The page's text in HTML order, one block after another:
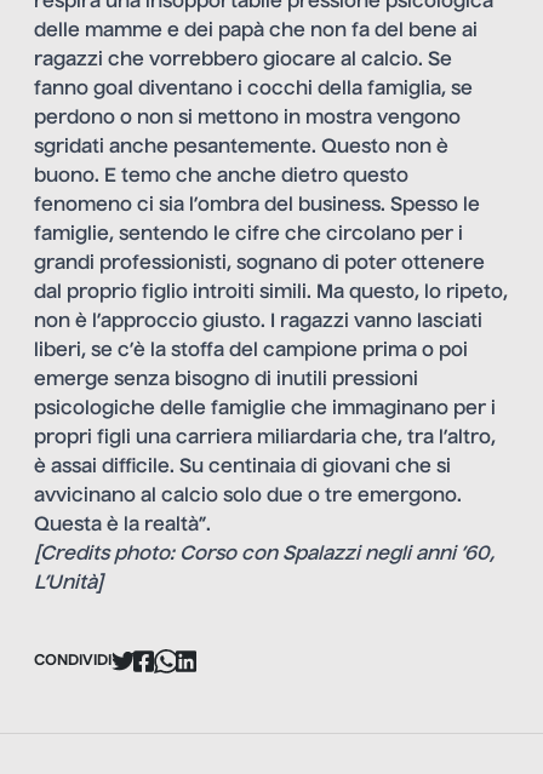
delle mamme e dei papà che non fa del bene ai
ragazzi che vorrebbero giocare al calcio. Se
fanno goal diventano i cocchi della famiglia, se
perdono o non si mettono in mostra vengono
sgridati anche pesantemente. Questo non è
buono. E temo che anche dietro questo
fenomeno ci sia l’ombra del business. Spesso le
famiglie, sentendo le cifre che circolano per i
grandi professionisti, sognano di poter ottenere
dal proprio figlio introiti simili. Ma questo, lo ripeto,
non è l’approccio giusto. I ragazzi vanno lasciati
liberi, se c’è la stoffa del campione prima o poi
emerge senza bisogno di inutili pressioni
psicologiche delle famiglie che immaginano per i
propri figli una carriera miliardaria che, tra l’altro,
è assai difficile. Su centinaia di giovani che si
avvicinano al calcio solo due o tre emergono.
Questa è la realtà”.
[Credits photo: Corso con Spalazzi negli anni ’60,
L’Unità]
CONDIVIDI